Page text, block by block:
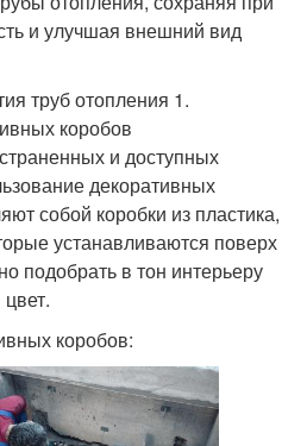
и улучшая внешний вид
труб отопления 1.
коробов
и доступных
декоративных
собой коробки из пластика,
устанавливаются поверх
подобрать в тон интерьеру
коробов: